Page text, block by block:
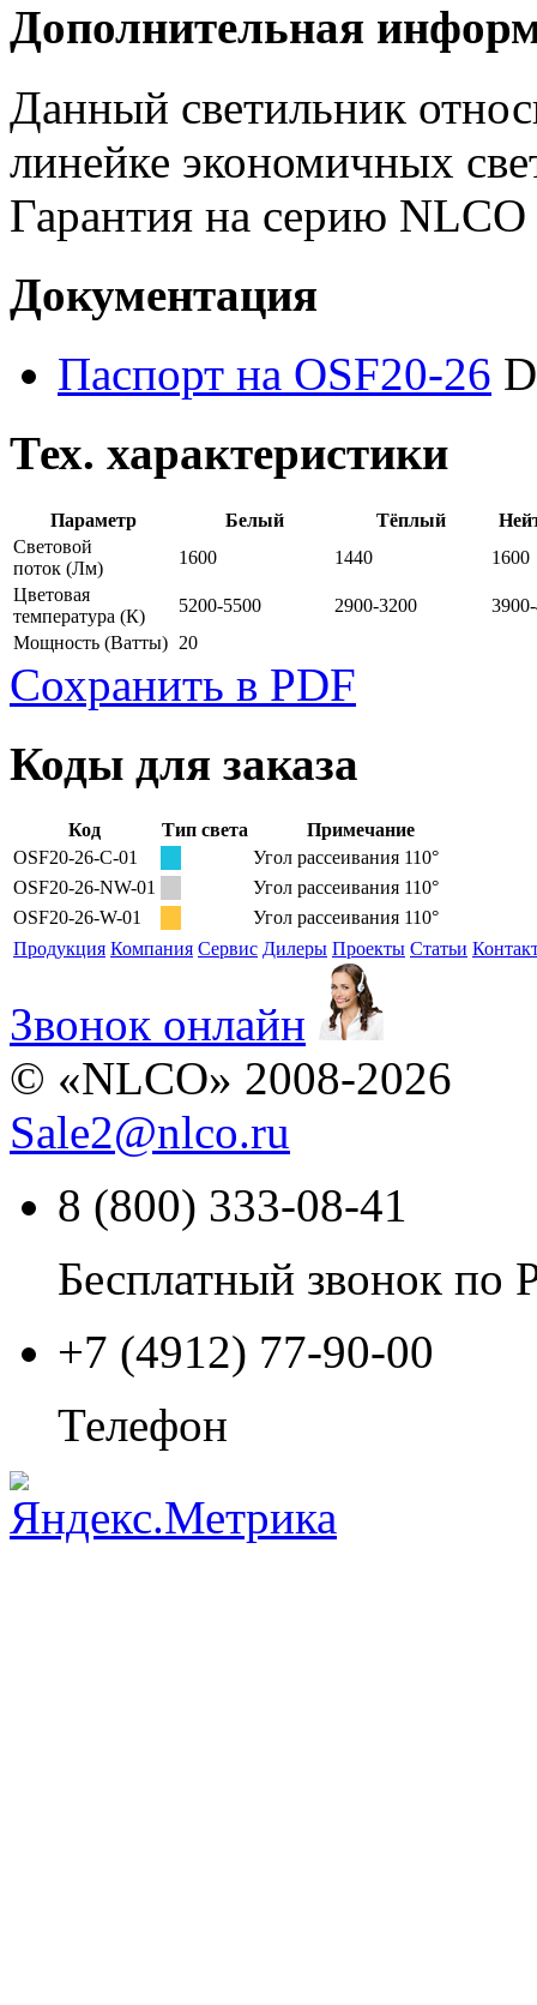
Дополнительная
Данный светильник
линейке экономичных
Гарантия на серию
Документация
Паспорт на OSF20-26
Тех. характеристики
Параметр Белый Тёплый
Световой
поток (Лм)
1600 1440
1600
Цветовая
температура (К)
5200-5500 2900-3200
Мощность (Ватты) 20
Сохранить в PDF
Коды для заказа
Код Тип света
Примечание
OSF20-26-C-01
Угол рассеивания 110°
OSF20-26-NW-01
Угол рассеивания 110°
OSF20-26-W-01
Угол рассеивания 110°
Продукция Компания Сервис Дилеры Проекты Статьи
Звонок онлайн
© «NLCO» 2008-2026
Sale2@nlco.ru
8 (800) 333-08-41
Бесплатный звонок по
+7 (4912) 77-90-00
Телефон